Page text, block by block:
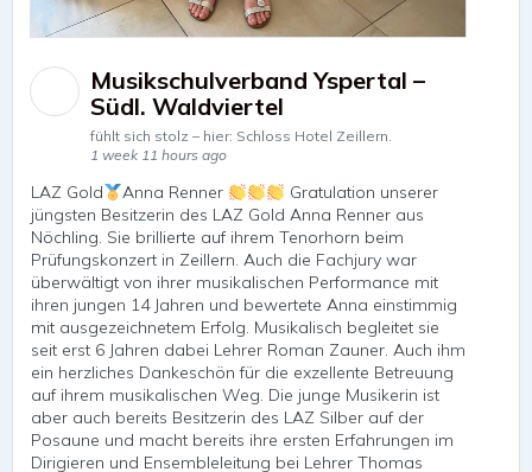
Musikschulverband Yspertal –
Südl. Waldviertel
fühlt sich stolz – hier: Schloss Hotel Zeillern.
1 week 11 hours ago
LAZ Gold Anna Renner
Gratulation unserer
jüngsten Besitzerin des LAZ Gold Anna Renner aus
Nöchling. Sie brillierte auf ihrem Tenorhorn beim
Prüfungskonzert in Zeillern. Auch die Fachjury war
überwältigt von ihrer musikalischen Performance mit
ihren jungen 14 Jahren und bewertete Anna einstimmig
mit ausgezeichnetem Erfolg. Musikalisch begleitet sie
seit erst 6 Jahren dabei Lehrer Roman Zauner. Auch ihm
ein herzliches Dankeschön für die exzellente Betreuung
auf ihrem musikalischen Weg. Die junge Musikerin ist
aber auch bereits Besitzerin des LAZ Silber auf der
Posaune und macht bereits ihre ersten Erfahrungen im
Dirigieren und Ensembleleitung bei Lehrer Thomas